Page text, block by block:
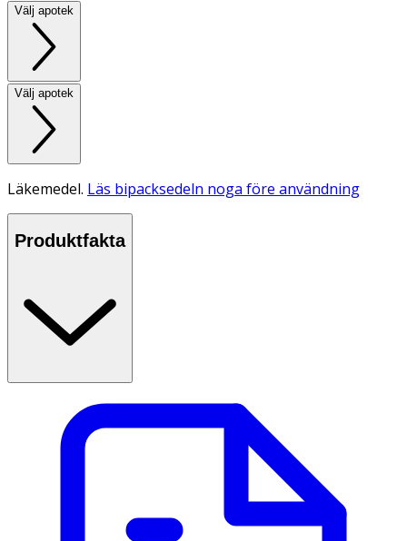
Välj apotek
Välj apotek
Läkemedel. Läs bipacksedeln noga före användning
Produktfakta